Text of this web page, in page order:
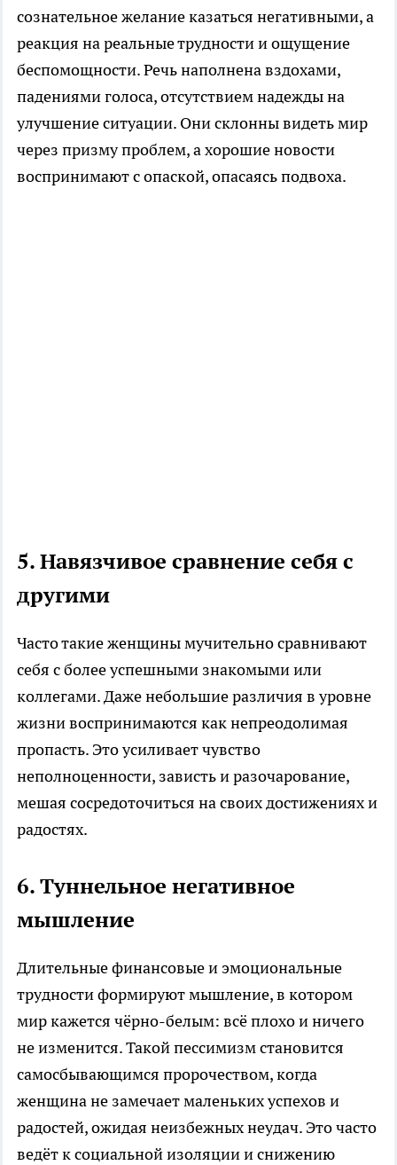
сознательное желание казаться негативными, а
реакция на реальные трудности и ощущение
беспомощности. Речь наполнена вздохами,
падениями голоса, отсутствием надежды на
улучшение ситуации. Они склонны видеть мир
через призму проблем, а хорошие новости
воспринимают с опаской, опасаясь подвоха.
5. Навязчивое сравнение себя с
другими
Часто такие женщины мучительно сравнивают
себя с более успешными знакомыми или
коллегами. Даже небольшие различия в уровне
жизни воспринимаются как непреодолимая
пропасть. Это усиливает чувство
неполноценности, зависть и разочарование,
мешая сосредоточиться на своих достижениях и
радостях.
6. Туннельное негативное
мышление
Длительные финансовые и эмоциональные
трудности формируют мышление, в котором
мир кажется чёрно-белым: всё плохо и ничего
не изменится. Такой пессимизм становится
самосбывающимся пророчеством, когда
женщина не замечает маленьких успехов и
радостей, ожидая неизбежных неудач. Это часто
ведёт к социальной изоляции и снижению